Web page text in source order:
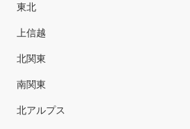
東北
上信越
北関東
南関東
北アルプス